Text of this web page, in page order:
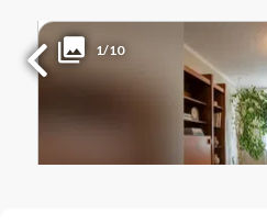
zdecydowanie zasługuje na uwagę.
Klauzula:
Powyższa oferta ma charakter
handlowej w rozumieniu art. 66 §1
1/10Liczba pokoi
MAŁOPOLSKIE Kraków